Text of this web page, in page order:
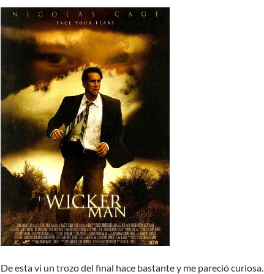
De esta vi un trozo del final hace bastante y me pareció curiosa.